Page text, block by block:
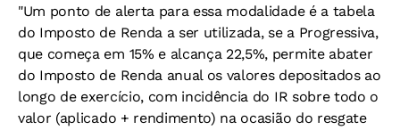
"Um ponto de alerta para essa modalidade é a tabela
do Imposto de Renda a ser utilizada, se a Progressiva,
que começa em 15% e alcança 22,5%, permite abater
do Imposto de Renda anual os valores depositados ao
longo de exercício, com incidência do IR sobre todo o
valor (aplicado + rendimento) na ocasião do resgate